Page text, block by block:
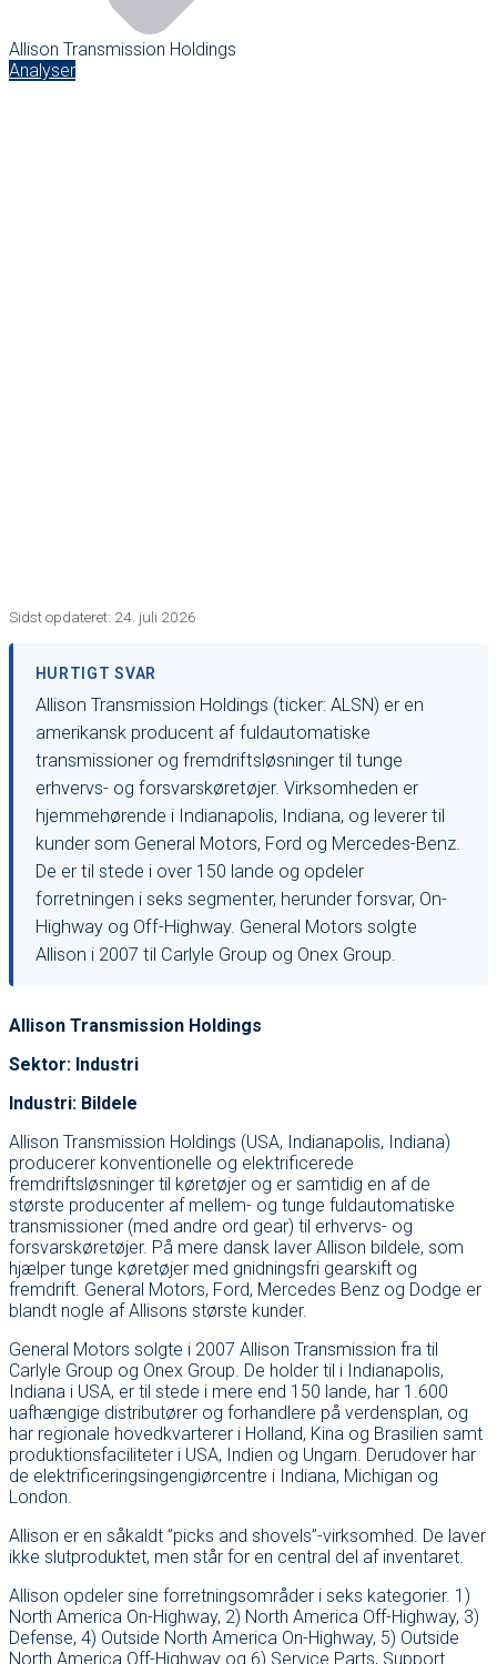
Allison Transmission Holdings
Analyser
Sidst opdateret: 24. juli 2026
HURTIGT SVAR
Allison Transmission Holdings (ticker: ALSN) er en
amerikansk producent af fuldautomatiske
transmissioner og fremdriftsløsninger til tunge
erhvervs- og forsvarskøretøjer. Virksomheden er
hjemmehørende i Indianapolis, Indiana, og leverer til
kunder som General Motors, Ford og Mercedes-Benz.
De er til stede i over 150 lande og opdeler
forretningen i seks segmenter, herunder forsvar, On-
Highway og Off-Highway. General Motors solgte
Allison i 2007 til Carlyle Group og Onex Group.
Allison Transmission Holdings
Sektor: Industri
Industri: Bildele
Allison Transmission Holdings (USA, Indianapolis, Indiana)
producerer konventionelle og elektrificerede
fremdriftsløsninger til køretøjer og er samtidig en af de
største producenter af mellem- og tunge fuldautomatiske
transmissioner (med andre ord gear) til erhvervs- og
forsvarskøretøjer. På mere dansk laver Allison bildele, som
hjælper tunge køretøjer med gnidningsfri gearskift og
fremdrift. General Motors, Ford, Mercedes Benz og Dodge er
blandt nogle af Allisons største kunder.
General Motors solgte i 2007 Allison Transmission fra til
Carlyle Group og Onex Group. De holder til i Indianapolis,
Indiana i USA, er til stede i mere end 150 lande, har 1.600
uafhængige distributører og forhandlere på verdensplan, og
har regionale hovedkvarterer i Holland, Kina og Brasilien samt
produktionsfaciliteter i USA, Indien og Ungarn. Derudover har
de elektrificeringsingengiørcentre i Indiana, Michigan og
London.
Allison er en såkaldt ”picks and shovels”-virksomhed. De laver
ikke slutproduktet, men står for en central del af inventaret.
Allison opdeler sine forretningsområder i seks kategorier. 1)
North America On-Highway, 2) North America Off-Highway, 3)
Defense, 4) Outside North America On-Highway, 5) Outside
North America Off-Highway og 6) Service Parts, Support